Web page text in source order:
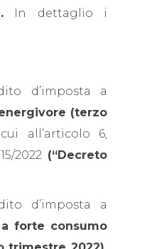
In dettaglio i
d’imposta a
(terzo
all’articolo 6,
2022 (“Decreto
d’imposta a
forte consumo